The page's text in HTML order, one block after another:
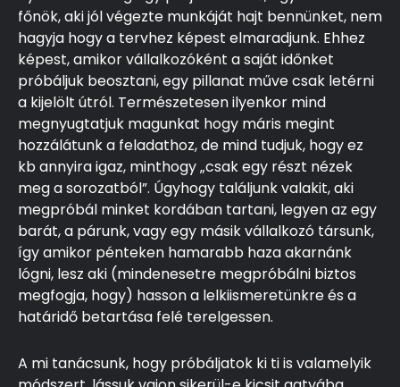
főnök, aki jól végezte munkáját hajt bennünket, nem
hagyja hogy a tervhez képest elmaradjunk. Ehhez
képest, amikor vállalkozóként a saját időnket
próbáljuk beosztani, egy pillanat műve csak letérni
a kijelölt útról. Természetesen ilyenkor mind
megnyugtatjuk magunkat hogy máris megint
hozzálátunk a feladathoz, de mind tudjuk, hogy ez
kb annyira igaz, minthogy „csak egy részt nézek
meg a sorozatból”. Úgyhogy találjunk valakit, aki
megpróbál minket kordában tartani, legyen az egy
barát, a párunk, vagy egy másik vállalkozó társunk,
így amikor pénteken hamarabb haza akarnánk
lógni, lesz aki (mindenesetre megpróbálni biztos
megfogja, hogy) hasson a lelkiismeretünkre és a
határidő betartása felé terelgessen.
A mi tanácsunk, hogy próbáljatok ki ti is valamelyik